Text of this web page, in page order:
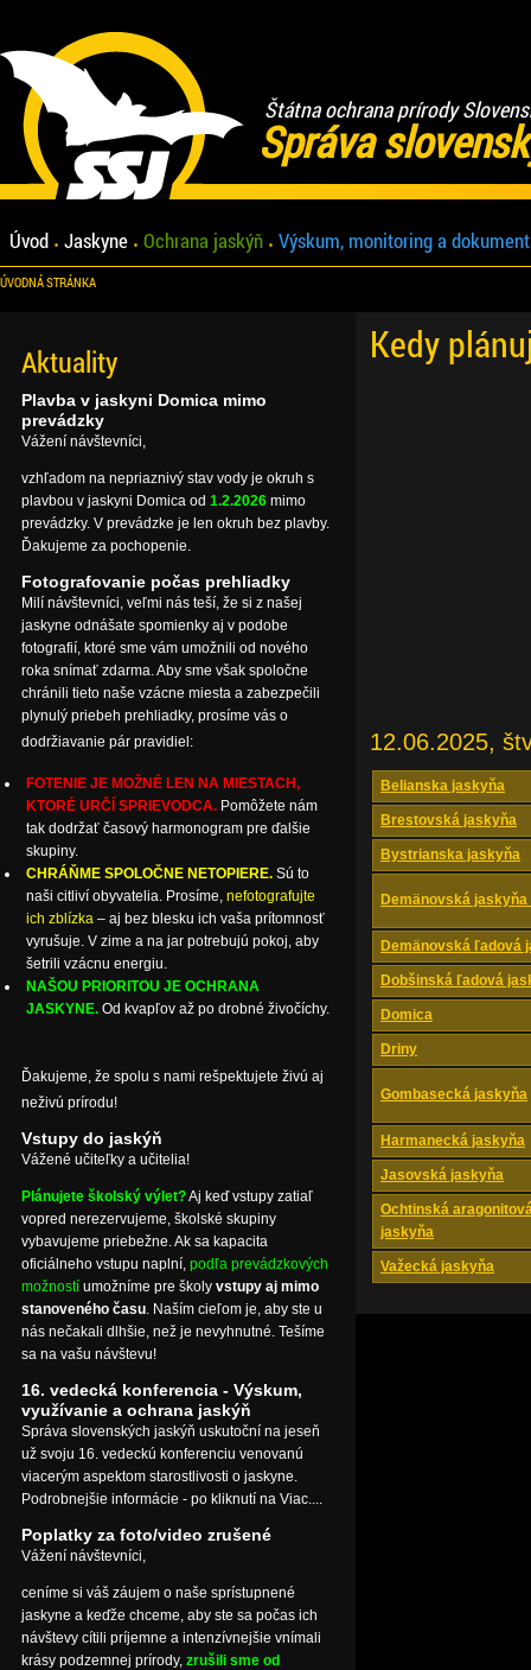
Štátna ochrana prírody
Správa
Úvod Jaskyne Ochrana jaskýň Výskum, monitoring a
ÚVODNÁ STRÁNKA
Kedy
12.06.2025,
Belianska jaskyňa
Brestovská jaskyňa
Bystrianska jaskyňa
Demänovská
Demänovská ľadová
Dobšinská ľadová
Domica
Driny
Gombasecká jaskyňa
Harmanecká jaskyňa
Jasovská jaskyňa
Ochtinská
jaskyňa
Važecká jaskyňa
Aktuality
Plavba v jaskyni Domica mimo
prevádzky
Vážení návštevníci,
vzhľadom na nepriaznivý stav vody je okruh s
plavbou v jaskyni Domica od 1.2.2026 mimo
prevádzky. V prevádzke je len okruh bez plavby.
Ďakujeme za pochopenie.
Fotografovanie počas prehliadky
Milí návštevníci, veľmi nás teší, že si z našej
jaskyne odnášate spomienky aj v podobe
fotografií, ktoré sme vám umožnili od nového
roka snímať zdarma. Aby sme však spoločne
chránili tieto naše vzácne miesta a zabezpečili
plynulý priebeh prehliadky, prosíme vás o
dodržiavanie pár pravidiel:
FOTENIE JE MOŽNÉ LEN NA MIESTACH,
KTORÉ URČÍ SPRIEVODCA. Pomôžete nám
tak dodržať časový harmonogram pre ďalšie
skupiny.
CHRÁŇME SPOLOČNE NETOPIERE. Sú to
naši citliví obyvatelia. Prosíme, nefotografujte
ich zblízka – aj bez blesku ich vaša prítomnosť
vyrušuje. V zime a na jar potrebujú pokoj, aby
šetrili vzácnu energiu.
NAŠOU PRIORITOU JE OCHRANA
JASKYNE. Od kvapľov až po drobné živočíchy.
Ďakujeme, že spolu s nami rešpektujete živú aj
neživú prírodu!
Vstupy do jaskýň
Vážené učiteľky a učitelia!
Plánujete školský výlet?Aj keď vstupy zatiaľ
vopred nerezervujeme, školské skupiny
vybavujeme priebežne. Ak sa kapacita
oficiálneho vstupu naplní, podľa prevádzkových
možností umožníme pre školy vstupy aj mimo
stanoveného času. Naším cieľom je, aby ste u
nás nečakali dlhšie, než je nevyhnutné. Tešíme
sa na vašu návštevu!
16. vedecká konferencia - Výskum,
využívanie a ochrana jaskýň
Správa slovenských jaskýň uskutoční na jeseň
už svoju 16. vedeckú konferenciu venovanú
viacerým aspektom starostlivosti o jaskyne.
Podrobnejšie informácie - po kliknutí na Viac....
Poplatky za foto/video zrušené
Vážení návštevníci,
ceníme si váš záujem o naše sprístupnené
jaskyne a keďže chceme, aby ste sa počas ich
návštevy cítili príjemne a intenzívnejšie vnímali
krásy podzemnej prírody, zrušili sme od